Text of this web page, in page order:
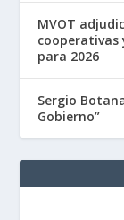
MVOT
cooperativas
para 2026
Sergio
Gobierno”